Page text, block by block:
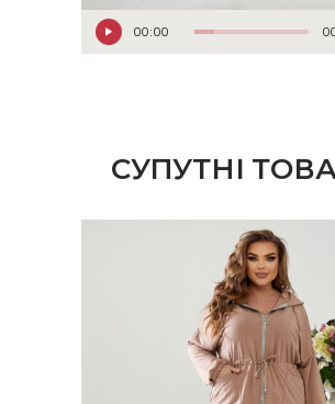
00:00
СУПУТНІ